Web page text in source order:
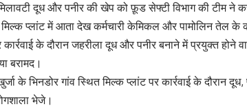
दूध और पनीर की खेप को फ़ूड सेफ्टी विभाग की टीम ने
मिल्क प्लांट में आता देख कर्मचारी केमिकल और पामोलिन तेल
कार्रवाई के दौरान जहरीला दूध और पनीर बनाने में प्रयुक्त
बरामद।
के भिनडोर गांव स्थित मिल्क प्लांट पर कार्रवाई के
भेजे।